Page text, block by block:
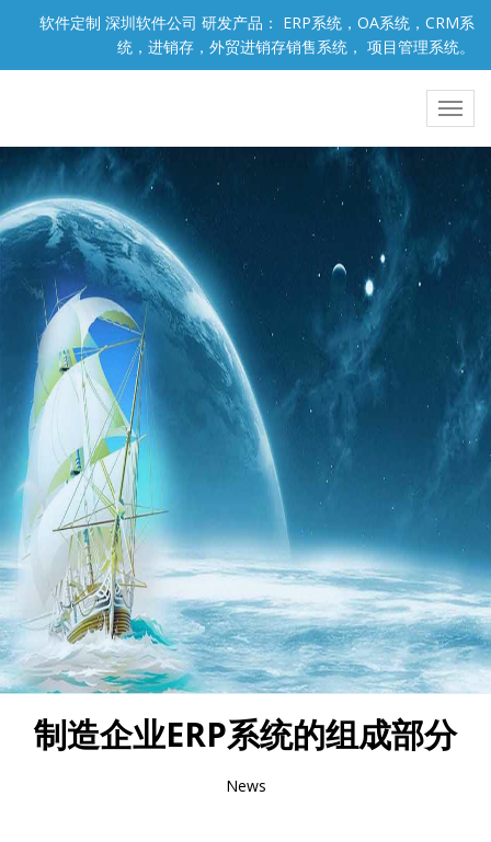
软件定制 深圳软件公司 研发产品： ERP系统，OA系统，CRM系
统，进销存，外贸进销存销售系统， 项目管理系统。
制造企业ERP系统的组成部分
News